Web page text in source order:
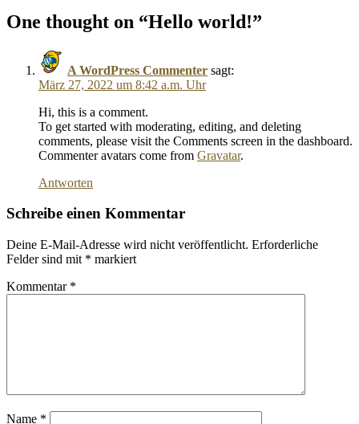
One thought on “Hello world!”
A WordPress Commenter sagt:
März 27, 2022 um 8:42 a.m. Uhr
Hi, this is a comment.
To get started with moderating, editing, and deleting
comments, please visit the Comments screen in the dashboard.
Commenter avatars come from Gravatar.
Antworten
Schreibe einen Kommentar
Deine E-Mail-Adresse wird nicht veröffentlicht. Erforderliche
Felder sind mit * markiert
Kommentar *
Name *